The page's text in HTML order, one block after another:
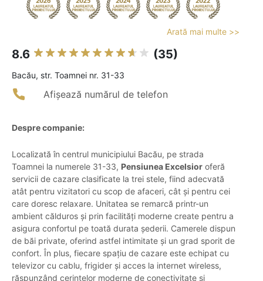
Arată mai multe >>
8.6 (35)
Bacău, str. Toamnei nr. 31-33
Afișează numărul de telefon
Despre companie:
Localizată în centrul municipiului Bacău, pe strada
Toamnei la numerele 31-33, Pensiunea Excelsior oferă
servicii de cazare clasificate la trei stele, fiind adecvată
atât pentru vizitatori cu scop de afaceri, cât și pentru cei
care doresc relaxare. Unitatea se remarcă printr-un
ambient călduros și prin facilități moderne create pentru a
asigura confortul pe toată durata șederii. Camerele dispun
de băi private, oferind astfel intimitate și un grad sporit de
confort. În plus, fiecare spațiu de cazare este echipat cu
televizor cu cablu, frigider și acces la internet wireless,
răspunzând cerințelor moderne de conectivitate și